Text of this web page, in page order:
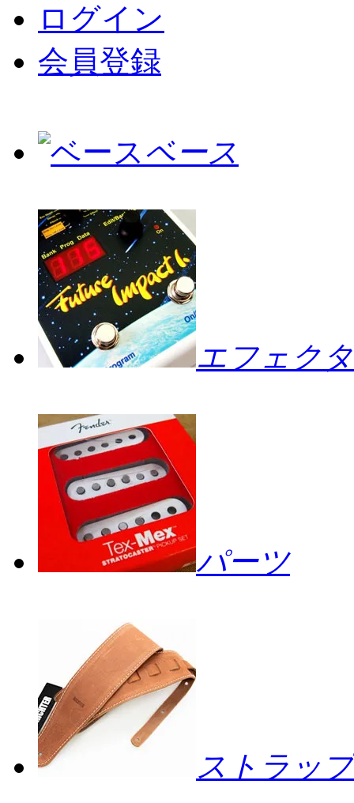
ログイン
会員登録
ベース
エフェク
パーツ
ストラップ